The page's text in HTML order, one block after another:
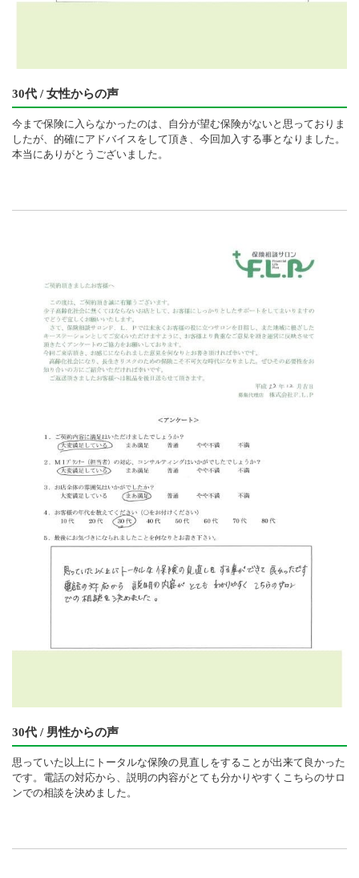
30代 / 女性からの声
今まで保険に入らなかったのは、自分が望む保険がないと思っておりま
したが、的確にアドバイスをして頂き、今回加入する事となりました。
本当にありがとうございました。
30代 / 男性からの声
思っていた以上にトータルな保険の見直しをすることが出来て良かった
です。電話の対応から、説明の内容がとても分かりやすくこちらのサロ
ンでの相談を決めました。